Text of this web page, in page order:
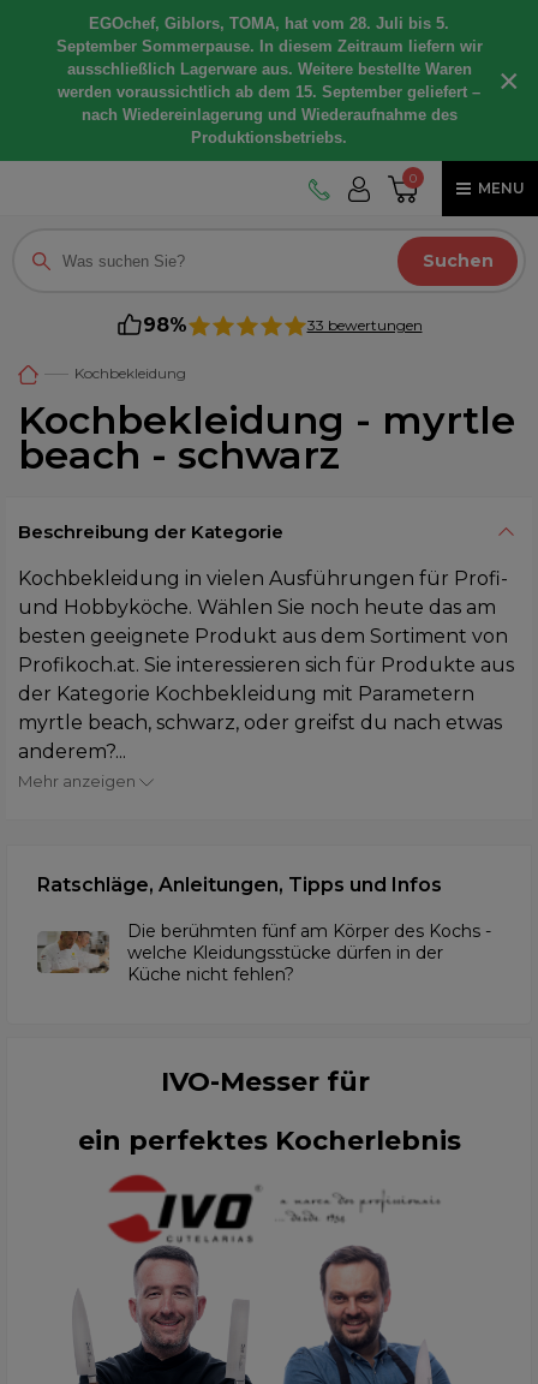
EGOchef, Giblors, TOMA, hat vom 28. Juli bis 5.
September Sommerpause. In diesem Zeitraum liefern wir
ausschließlich Lagerware aus. Weitere bestellte Waren
werden voraussichtlich ab dem 15. September geliefert –
nach Wiedereinlagerung und Wiederaufnahme des
Produktionsbetriebs.
×
0
MENU
Suchen
98% 33 bewertungen
Kochbekleidung
Kochbekleidung - myrtle
beach - schwarz
Beschreibung der Kategorie
Kochbekleidung in vielen Ausführungen für Profi-
und Hobbyköche. Wählen Sie noch heute das am
besten geeignete Produkt aus dem Sortiment von
Profikoch.at. Sie interessieren sich für Produkte aus
der Kategorie Kochbekleidung mit Parametern
myrtle beach, schwarz, oder greifst du nach etwas
anderem?...
Mehr anzeigen
Ratschläge, Anleitungen, Tipps und Infos
Die berühmten fünf am Körper des Kochs -
welche Kleidungsstücke dürfen in der
Küche nicht fehlen?
IVO-Messer für
ein perfektes Kocherlebnis